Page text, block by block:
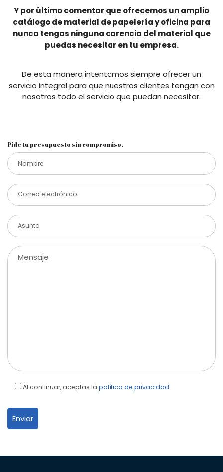
Y por último comentar que ofrecemos un amplio
catálogo de material de papelería y oficina para
nunca tengas ninguna carencia del material que
puedas necesitar en tu empresa.
De esta manera intentamos siempre ofrecer un
servicio integral para que nuestros clientes tengan con
nosotros todo el servicio que puedan necesitar.
Pide tu presupuesto sin compromiso.
Al continuar, aceptas la política de privacidad